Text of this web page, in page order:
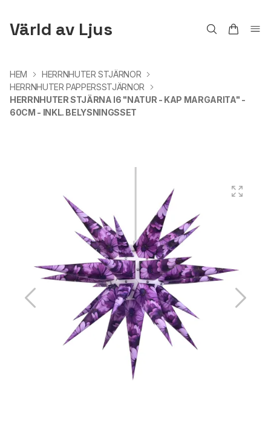
Värld av Ljus
HEM
HERRNHUTER STJÄRNOR
HERRNHUTER PAPPERSSTJÄRNOR
HERRNHUTER STJÄRNA I6 "NATUR - KAP MARGARITA" -
60CM - INKL. BELYSNINGSSET